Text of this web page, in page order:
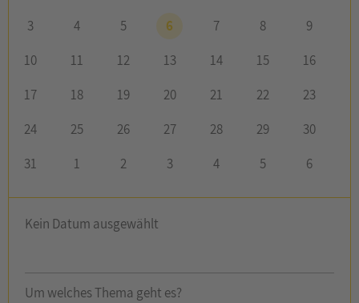
3
4 5 6 7 8
9
10
11 12 13 14 15
16
17
18 19 20 21 22
23
24
25 26 27 28 29
30
31
1 2 3 4 5 6
Kein Datum ausgewählt
Um welches Thema geht es?